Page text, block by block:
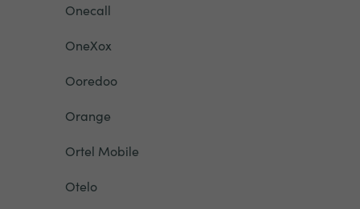
Onecall
OneXox
Ooredoo
Orange
Ortel Mobile
Otelo